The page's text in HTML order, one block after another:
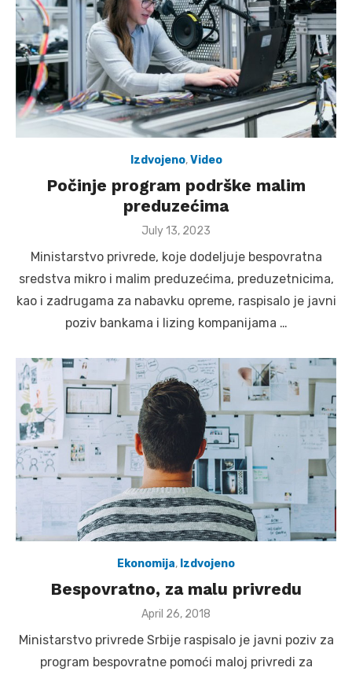
Izdvojeno,Video
Počinje program podrške malim
preduzećima
Posted
July 13, 2023
Ministarstvo privrede, koje dodeljuje bespovratna
sredstva mikro i malim preduzećima, preduzetnicima,
kao i zadrugama za nabavku opreme, raspisalo je javni
poziv bankama i lizing kompanijama …
Ekonomija, Izdvojeno
Bespovratno, za malu privredu
Posted
April 26, 2018
Ministarstvo privrede Srbije raspisalo je javni poziv za
program bespovratne pomoći maloj privredi za